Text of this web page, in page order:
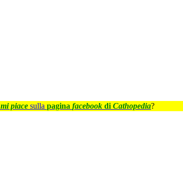
mi piace sulla pagina facebook di Cathopedia?